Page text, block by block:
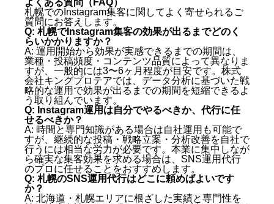
よくある質問（FAQ）
札幌でのInstagram集客に関してよく寄せられるご
質問にお答えします。
Q: 札幌でInstagram集客の効果が出るまでどのく
らいかかりますか？
A: 運用開始から効果が実感できるまでの期間は、
業種・投稿頻度・コンテンツ品質によって異なりま
すが、一般的には3〜6ヶ月程度が目安です。株式
会社キングプロテアでは、データ分析に基づいた戦
略的な運用で効果が出るまでの期間を短縮できるよ
う取り組んでいます。
Q: Instagram運用は自分でやるべきか、代行に任
せるべきか？
A: 時間と専門知識がある場合は自社運用も可能で
すが、継続的な投稿・戦略立案・分析改善を自社で
行うには相当な労力が必要です。本業に集中しなが
ら確実な集客効果を求める場合は、SNS運用代行
のプロに任せることをおすすめします。
Q: 札幌のSNS運用代行はどこに頼めばよいです
か？
A: 北海道・札幌エリアに根ざした実績と専門性を
よくある質問（FAQ）
Q: 札幌でInstagram集客の効果が出るまでどのくら
いかかりますか？
Q: Instagram運用は自分でやるべきか、代行に任せ
るべきか？
Q: 札幌のSNS運用代行はどこに頼めばよいです
か？
まとめ：札幌のInstagram集客はプロに相談して加速
させよう